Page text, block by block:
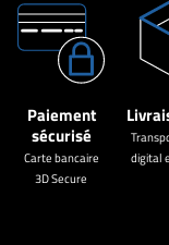
Paiement
sécurisé
Carte bancaire
3D Secure
digital